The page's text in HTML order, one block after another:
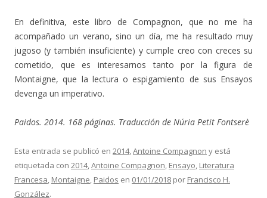
En definitiva, este libro de Compagnon, que no me ha
acompañado un verano, sino un día, me ha resultado muy
jugoso (y también insuficiente) y cumple creo con creces su
cometido, que es interesarnos tanto por la figura de
Montaigne, que la lectura o espigamiento de sus Ensayos
devenga un imperativo.
Paidos. 2014. 168 páginas. Traducción de Núria Petit Fontserè
Esta entrada se publicó en 2014,Antoine Compagnon y está
etiquetada con 2014,Antoine Compagnon, Ensayo, Literatura
Francesa, Montaigne, Paidos en 01/01/2018 por Francisco H.
González.